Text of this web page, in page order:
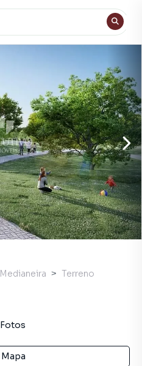
Medianeira
Terreno
Fotos
Mapa